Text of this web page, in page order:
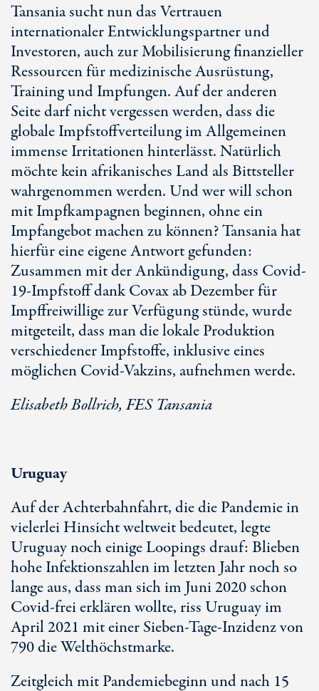
Tansania sucht nun das Vertrauen
internationaler Entwicklungspartner und
Investoren, auch zur Mobilisierung finanzieller
Ressourcen für medizinische Ausrüstung,
Training und Impfungen. Auf der anderen
Seite darf nicht vergessen werden, dass die
globale Impfstoffverteilung im Allgemeinen
immense Irritationen hinterlässt. Natürlich
möchte kein afrikanisches Land als Bittsteller
wahrgenommen werden. Und wer will schon
mit Impfkampagnen beginnen, ohne ein
Impfangebot machen zu können? Tansania hat
hierfür eine eigene Antwort gefunden:
Zusammen mit der Ankündigung, dass Covid-
19-Impfstoff dank Covax ab Dezember für
Impffreiwillige zur Verfügung stünde, wurde
mitgeteilt, dass man die lokale Produktion
verschiedener Impfstoffe, inklusive eines
möglichen Covid-Vakzins, aufnehmen werde.
Elisabeth Bollrich, FES Tansania
Uruguay
Auf der Achterbahnfahrt, die die Pandemie in
vielerlei Hinsicht weltweit bedeutet, legte
Uruguay noch einige Loopings drauf: Blieben
hohe Infektionszahlen im letzten Jahr noch so
lange aus, dass man sich im Juni 2020 schon
Covid-frei erklären wollte, riss Uruguay im
April 2021 mit einer Sieben-Tage-Inzidenz von
790 die Welthöchstmarke.
Zeitgleich mit Pandemiebeginn und nach 15